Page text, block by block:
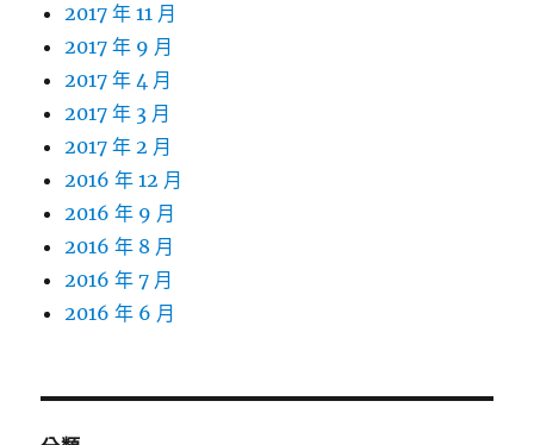
2017 年 11 月
2017 年 9 月
2017 年 4 月
2017 年 3 月
2017 年 2 月
2016 年 12 月
2016 年 9 月
2016 年 8 月
2016 年 7 月
2016 年 6 月